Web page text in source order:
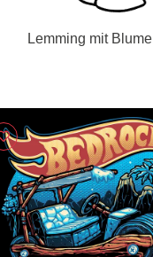
Lemming mit Blume